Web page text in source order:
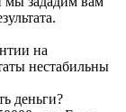
на
нестабильны
деньги?